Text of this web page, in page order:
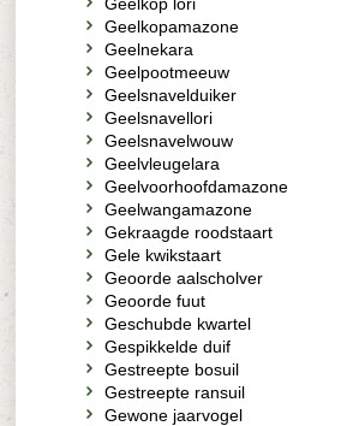
Geelkopamazone
Geelnekara
Geelpootmeeuw
Geelsnavelduiker
Geelsnavellori
Geelsnavelwouw
Geelvleugelara
Geelvoorhoofdamazone
Geelwangamazone
Gekraagde roodstaart
Gele kwikstaart
Geoorde aalscholver
Geoorde fuut
Geschubde kwartel
Gespikkelde duif
Gestreepte bosuil
Gestreepte ransuil
Gewone jaarvogel